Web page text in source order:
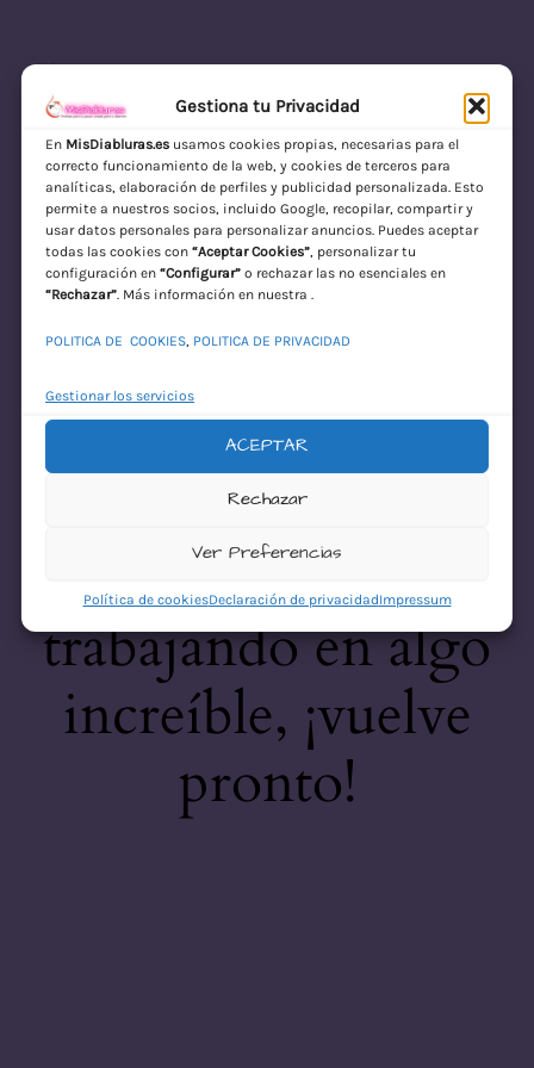
Gestiona tu Privacidad
En MisDiabluras.esusamos cookies propias, necesarias para el
correcto funcionamiento de la web, y cookies de terceros para
analíticas, elaboración de perfiles y publicidad personalizada. Esto
permite a nuestros socios, incluido Google, recopilar, compartir y
usar datos personales para personalizar anuncios. Puedes aceptar
todas las cookies con “Aceptar Cookies”, personalizar tu
configuración en “Configurar”o rechazar las no esenciales en
“Rechazar”. Más información en nuestra .
POLITICA DE COOKIES, POLITICA DE PRIVACIDAD
Gestionar los servicios
ACEPTAR
Rechazar
Ver Preferencias
Política de cookiesDeclaración de privacidadImpressum
MisDiabluras | Sexshop Online con Envío
Discreto en España
Acceder
¡Disculpa este
desastre! Estamos
trabajando en algo
increíble, ¡vuelve
pronto!